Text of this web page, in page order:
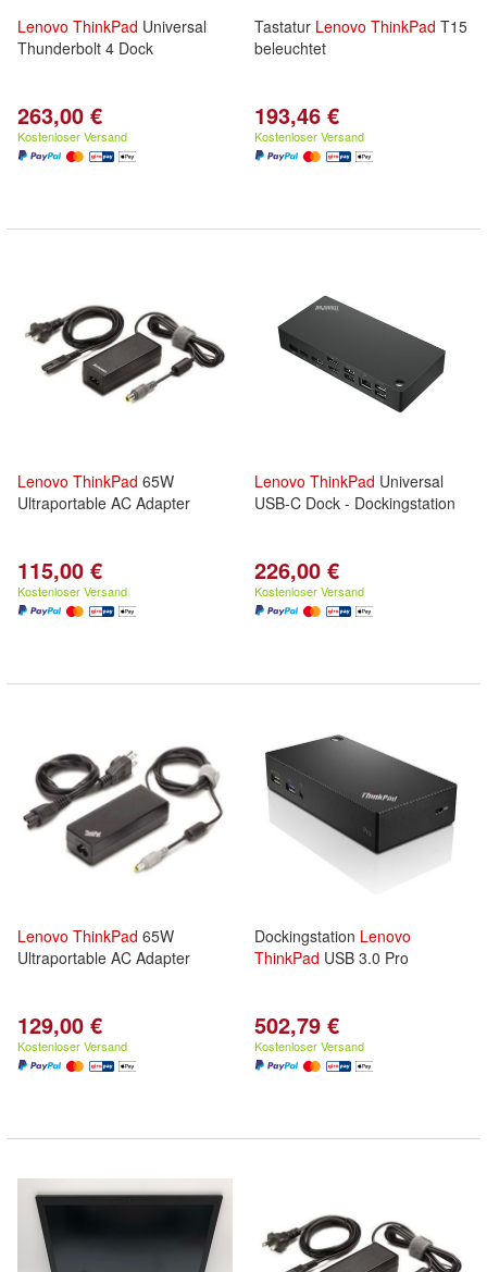
Lenovo ThinkPad Universal
Thunderbolt 4 Dock
263,00 €
Kostenloser Versand
Tastatur Lenovo ThinkPad T15
beleuchtet
193,46 €
Kostenloser Versand
Lenovo ThinkPad 65W
Ultraportable AC Adapter
115,00 €
Kostenloser Versand
Lenovo ThinkPad Universal
USB-C Dock - Dockingstation
226,00 €
Kostenloser Versand
Lenovo ThinkPad 65W
Ultraportable AC Adapter
129,00 €
Kostenloser Versand
Dockingstation Lenovo
ThinkPad USB 3.0 Pro
502,79 €
Kostenloser Versand